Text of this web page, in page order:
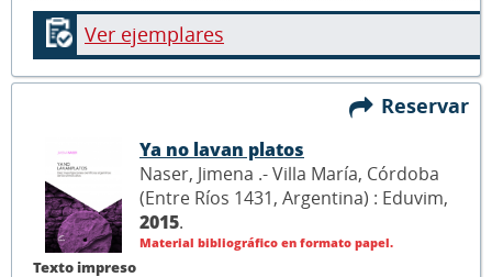
Ver ejemplares
Reservar
Texto impreso
Ya no lavan platos
Naser, Jimena .- Villa María, Córdoba
(Entre Ríos 1431, Argentina) : Eduvim,
2015.
Material bibliográfico en formato papel.